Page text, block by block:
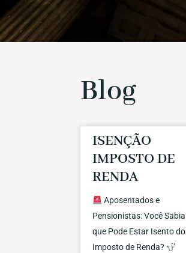
Blog
ISENÇÃO
IMPOSTO DE
RENDA
Aposentados e
Pensionistas: Você Sabia
que Pode Estar Isento do
Imposto de Renda?